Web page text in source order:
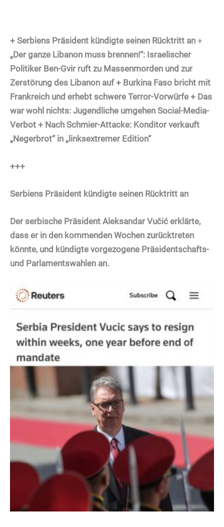
+ Serbiens Präsident kündigte seinen Rücktritt an +
„Der ganze Libanon muss brennen!“: Israelischer
Politiker Ben-Gvir ruft zu Massenmorden und zur
Zerstörung des Libanon auf + Burkina Faso bricht mit
Frankreich und erhebt schwere Terror-Vorwürfe + Das
war wohl nichts: Jugendliche umgehen Social-Media-
Verbot + Nach Schmier-Attacke: Konditor verkauft
„Negerbrot“ in „linksextremer Edition“
+++
Serbiens Präsident kündigte seinen Rücktritt an
Der serbische Präsident Aleksandar Vučić erklärte,
dass er in den kommenden Wochen zurücktreten
könnte, und kündigte vorgezogene Präsidentschafts-
und Parlamentswahlen an.